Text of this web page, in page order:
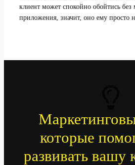
клиент может спокойно обойтись без
приложения, значит, оно ему просто
которые
развивать вашу